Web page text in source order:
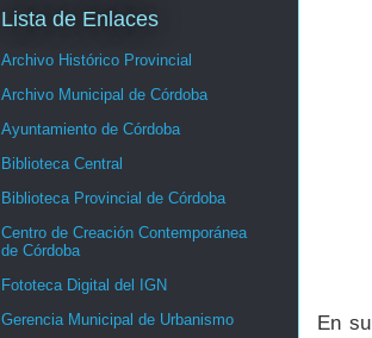
En
Lista de Enlaces
Archivo Histórico Provincial
Archivo Municipal de Córdoba
Ayuntamiento de Córdoba
Biblioteca Central
Biblioteca Provincial de Córdoba
Centro de Creación Contemporánea
de Córdoba
Fototeca Digital del IGN
Gerencia Municipal de Urbanismo